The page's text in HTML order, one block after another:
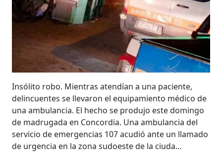
Insólito robo. Mientras atendían a una paciente,
delincuentes se llevaron el equipamiento médico de
una ambulancia. El hecho se produjo este domingo
de madrugada en Concordia. Una ambulancia del
servicio de emergencias 107 acudió ante un llamado
de urgencia en la zona sudoeste de la ciuda…